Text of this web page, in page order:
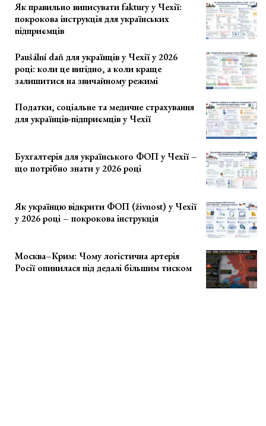
Як правильно виписувати faktury у Чехії:
покрокова інструкція для українських
підприємців
Paušální daň для українців у Чехії у 2026
році: коли це вигідно, а коли краще
залишитися на звичайному режимі
Податки, соціальне та медичне страхування
для українців-підприємців у Чехії
Бухгалтерія для українського ФОП у Чехії –
що потрібно знати у 2026 році
Як українцю відкрити ФОП (živnost) у Чехії
у 2026 році – покрокова інструкція
Москва–Крим: Чому логістична артерія
Росії опинилася під дедалі більшим тиском